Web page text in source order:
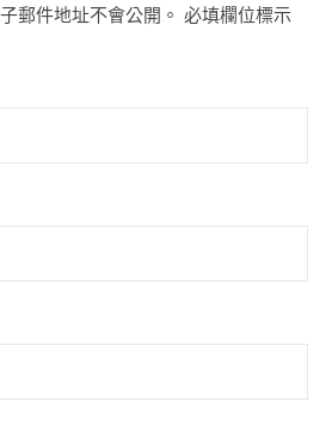
郵件地址不會公開。 必填欄位標示